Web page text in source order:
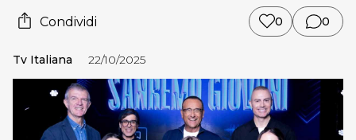
Condividi 0 0
Tv Italiana 22/10/2025